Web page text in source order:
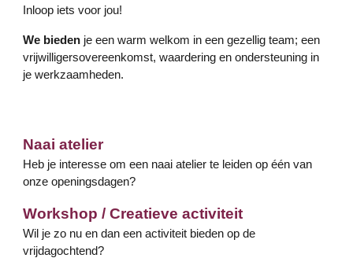
Inloop iets voor jou!
We bieden je een warm welkom in een gezellig team; een
vrijwilligersovereenkomst, waardering en ondersteuning in
je werkzaamheden.
Naai atelier
Heb je interesse om een naai atelier te leiden op één van
onze openingsdagen?
Workshop / Creatieve activiteit
Wil je zo nu en dan een activiteit bieden op de
vrijdagochtend?